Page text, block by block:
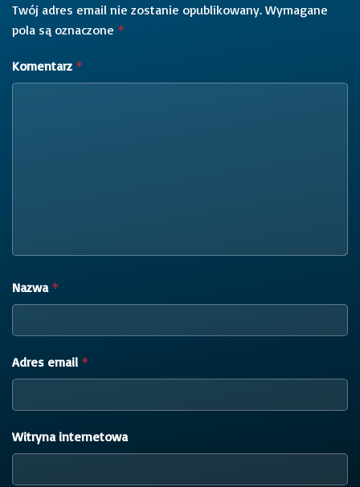
Twój adres email nie zostanie opublikowany. Wymagane
pola są oznaczone *
Komentarz *
Nazwa *
Adres email *
Witryna internetowa